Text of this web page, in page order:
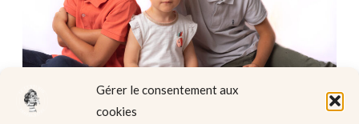
Gérer le consentement aux
cookies